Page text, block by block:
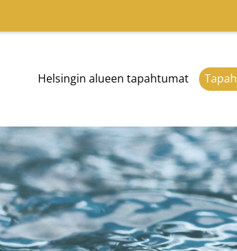
Helsingin alueen tapahtumat